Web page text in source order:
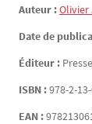
Auteur :Olivier
Date de
Éditeur :
ISBN :978-2-
EAN :